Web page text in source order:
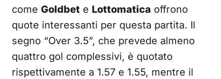
come Goldbet e Lottomatica offrono
quote interessanti per questa partita. Il
segno “Over 3.5”, che prevede almeno
quattro gol complessivi, è quotato
rispettivamente a 1.57 e 1.55, mentre il